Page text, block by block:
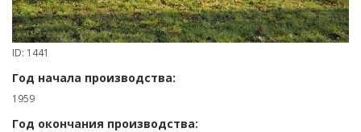
ID: 1441
Год начала производства:
1959
Год окончания производства: